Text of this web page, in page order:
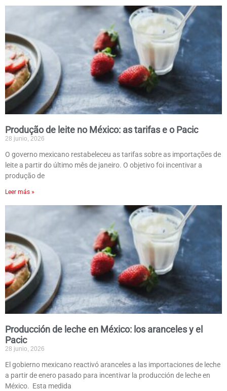
Produção de leite no México: as tarifas e o Pacic
28 junio, 2026
O governo mexicano restabeleceu as tarifas sobre as importações de
leite a partir do último mês de janeiro. O objetivo foi incentivar a
produção de
Leer más »
Producción de leche en México: los aranceles y el
Pacic
28 junio, 2026
El gobierno mexicano reactivó aranceles a las importaciones de leche
a partir de enero pasado para incentivar la producción de leche en
México. Esta medida